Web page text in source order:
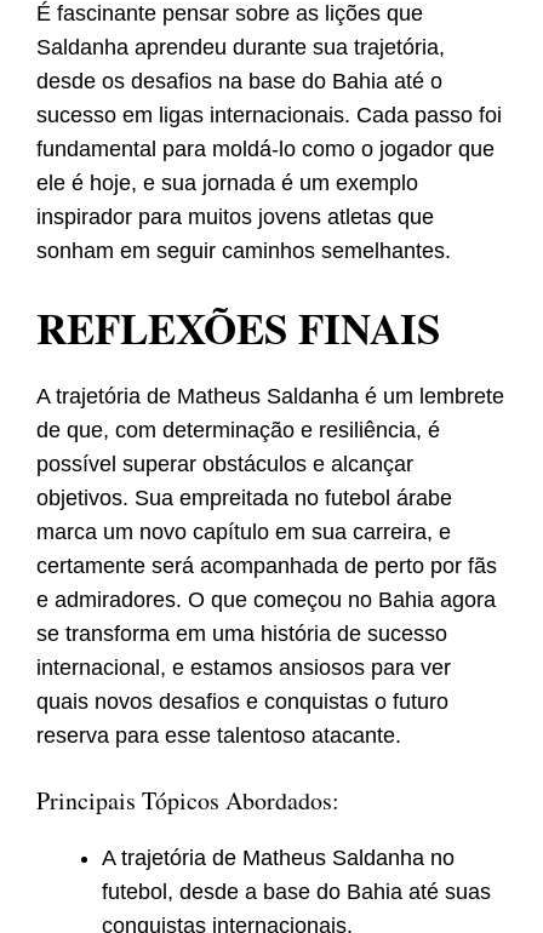
É fascinante pensar sobre as lições que
Saldanha aprendeu durante sua trajetória,
desde os desafios na base do Bahia até o
sucesso em ligas internacionais. Cada passo foi
fundamental para moldá-lo como o jogador que
ele é hoje, e sua jornada é um exemplo
inspirador para muitos jovens atletas que
sonham em seguir caminhos semelhantes.
REFLEXÕES FINAIS
A trajetória de Matheus Saldanha é um lembrete
de que, com determinação e resiliência, é
possível superar obstáculos e alcançar
objetivos. Sua empreitada no futebol árabe
marca um novo capítulo em sua carreira, e
certamente será acompanhada de perto por fãs
e admiradores. O que começou no Bahia agora
se transforma em uma história de sucesso
internacional, e estamos ansiosos para ver
quais novos desafios e conquistas o futuro
reserva para esse talentoso atacante.
Principais Tópicos Abordados:
A trajetória de Matheus Saldanha no
futebol, desde a base do Bahia até suas
conquistas internacionais.